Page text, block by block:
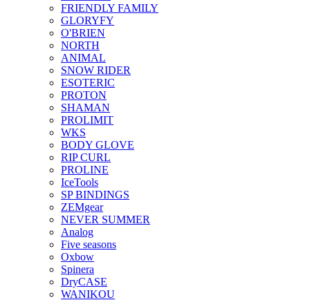
FRIENDLY FAMILY
GLORYFY
O'BRIEN
NORTH
ANIMAL
SNOW RIDER
ESOTERIC
PROTON
SHAMAN
PROLIMIT
WKS
BODY GLOVE
RIP CURL
PROLINE
IceTools
SP BINDINGS
ZEMgear
NEVER SUMMER
Analog
Five seasons
Oxbow
Spinera
DryCASE
WANIKOU